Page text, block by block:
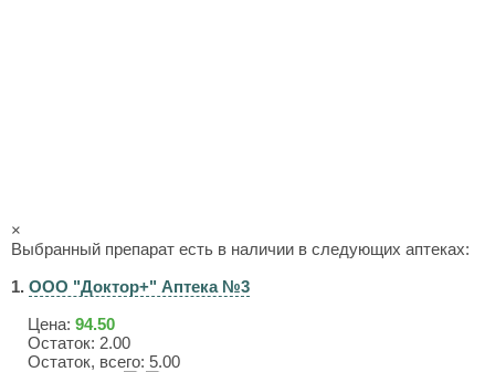
×
Выбранный препарат есть в наличии в следующих аптеках:
1. ООО "Доктор+" Аптека №3
Цена: 94.50
Остаток: 2.00
Остаток, всего: 5.00